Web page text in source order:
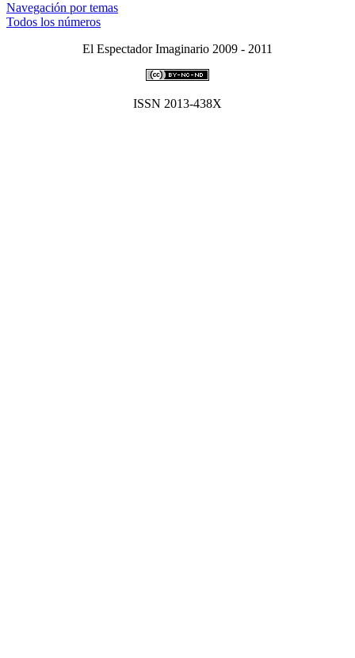
Navegación por temas
Todos los números
El Espectador Imaginario 2009 - 2011
ISSN 2013-438X